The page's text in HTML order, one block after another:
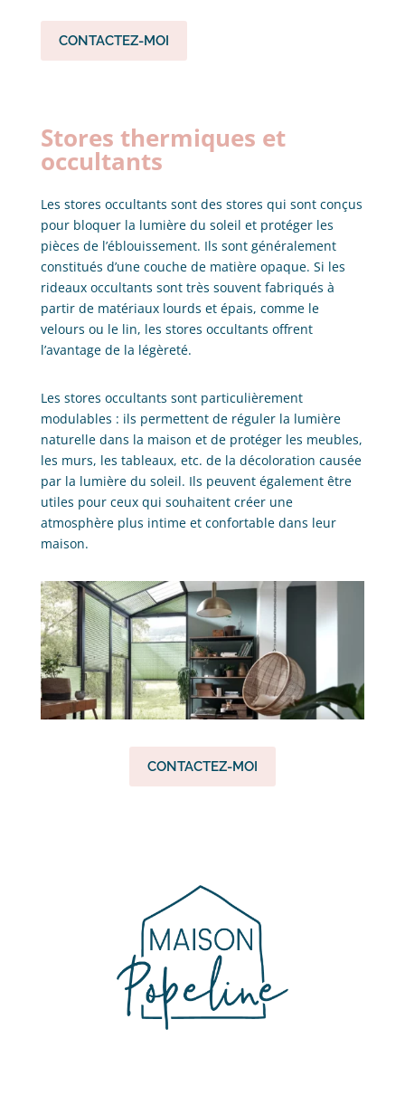
CONTACTEZ-MOI
Stores thermiques et
occultants
Les stores occultants sont des stores qui sont conçus
pour bloquer la lumière du soleil et protéger les
pièces de l’éblouissement. Ils sont généralement
constitués d’une couche de matière opaque. Si les
rideaux occultants sont très souvent fabriqués à
partir de matériaux lourds et épais, comme le
velours ou le lin, les stores occultants offrent
l’avantage de la légèreté.
Les stores occultants sont particulièrement
modulables : ils permettent de réguler la lumière
naturelle dans la maison et de protéger les meubles,
les murs, les tableaux, etc. de la décoloration causée
par la lumière du soleil. Ils peuvent également être
utiles pour ceux qui souhaitent créer une
atmosphère plus intime et confortable dans leur
maison.
CONTACTEZ-MOI